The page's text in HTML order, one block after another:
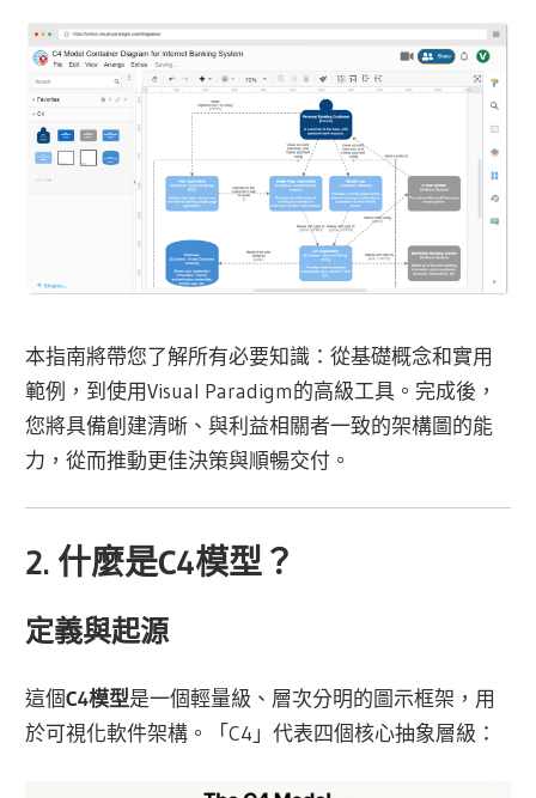
本指南將帶您了解所有必要知識：從基礎概念和實用
範例，到使用Visual Paradigm的高級工具。完成後，
您將具備創建清晰、與利益相關者一致的架構圖的能
力，從而推動更佳決策與順暢交付。
2. 什麼是C4模型？
定義與起源
這個C4模型是一個輕量級、層次分明的圖示框架，用
於可視化軟件架構。「C4」代表四個核心抽象層級：